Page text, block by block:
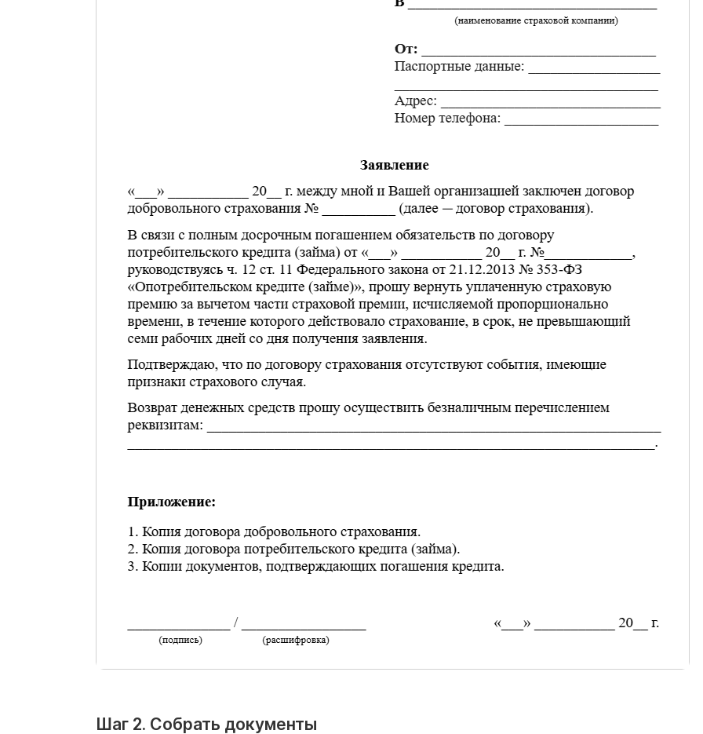
Шаг 2. Собрать документы